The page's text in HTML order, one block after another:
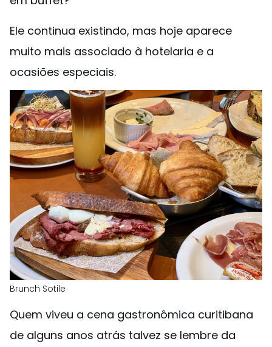
Ele continua existindo, mas hoje aparece
muito mais associado à hotelaria e a
ocasiões especiais.
Brunch Sotile
Quem viveu a cena gastronômica curitibana
de alguns anos atrás talvez se lembre da